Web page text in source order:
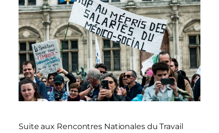
Suite aux Rencontres Nationales du Travail